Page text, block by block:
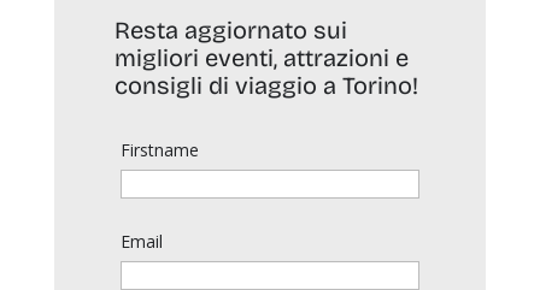
Resta aggiornato sui
migliori eventi, attrazioni e
consigli di viaggio a Torino!
Firstname
Email